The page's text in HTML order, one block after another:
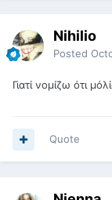
Nihilio
Posted
Γιατί νομίζω ότι
Quote